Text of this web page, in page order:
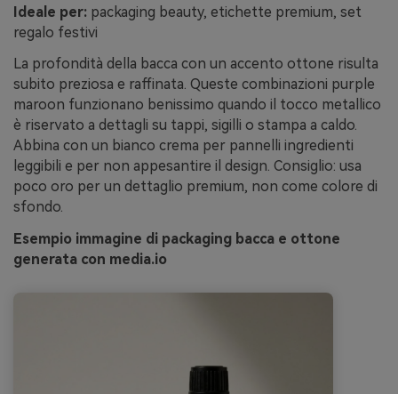
Ideale per: packaging beauty, etichette premium, set
regalo festivi
La profondità della bacca con un accento ottone risulta
subito preziosa e raffinata. Queste combinazioni purple
maroon funzionano benissimo quando il tocco metallico
è riservato a dettagli su tappi, sigilli o stampa a caldo.
Abbina con un bianco crema per pannelli ingredienti
leggibili e per non appesantire il design. Consiglio: usa
poco oro per un dettaglio premium, non come colore di
sfondo.
Esempio immagine di packaging bacca e ottone
generata con media.io